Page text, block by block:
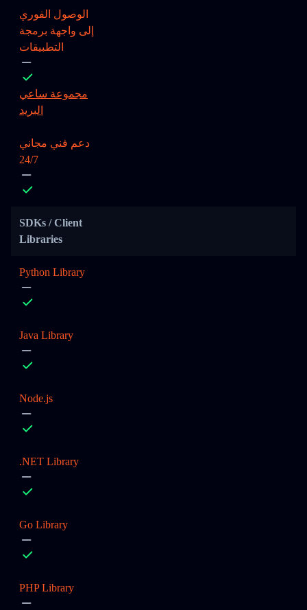
الوصول الفوري
إلى واجهة برمجة
التطبيقات
مجموعة ساعي
البريد
دعم فني مجاني
24/7
SDKs / Client
Libraries
Python Library
Java Library
Node.js
.NET Library
Go Library
PHP Library